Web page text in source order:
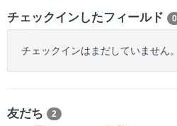
チェックインしたフィールド 0
チェックインはまだしていません。
友だち 2